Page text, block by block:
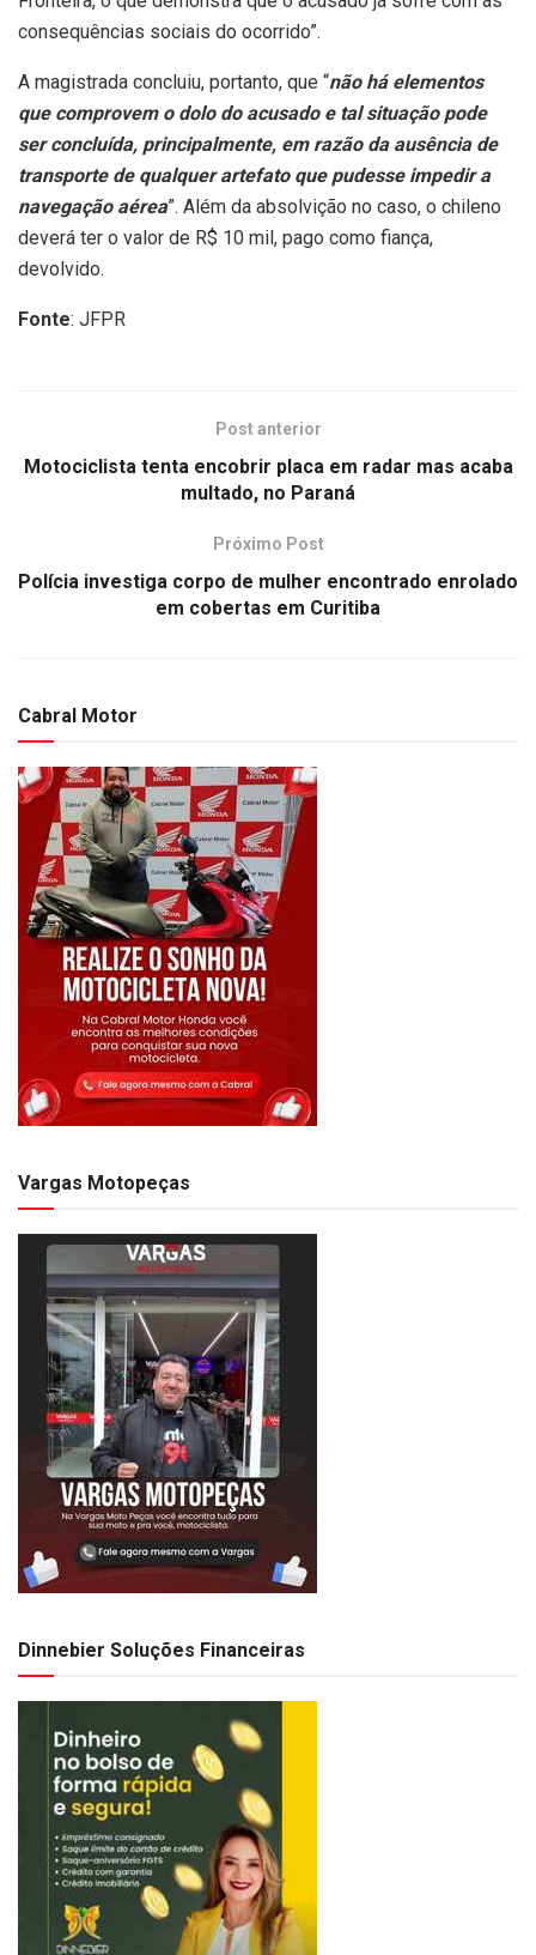
consequências sociais do ocorrido”.
A magistrada concluiu, portanto, que “não há elementos
que comprovem o dolo do acusado e tal situação pode
ser concluída, principalmente, em razão da ausência de
transporte de qualquer artefato que pudesse impedir a
navegação aérea”. Além da absolvição no caso, o chileno
deverá ter o valor de R$ 10 mil, pago como fiança,
devolvido.
Fonte: JFPR
Post anterior
Motociclista tenta encobrir placa em radar mas acaba
multado, no Paraná
Próximo Post
Polícia investiga corpo de mulher encontrado enrolado
em cobertas em Curitiba
Cabral Motor
Vargas Motopeças
Dinnebier Soluções Financeiras